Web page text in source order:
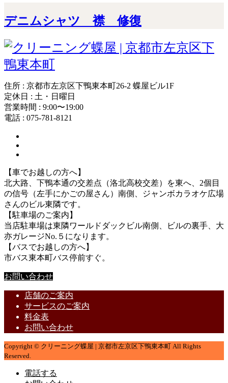
デニムシャツ 襟 修復
住所 : 京都市左京区下鴨東本町26-2 蝶屋ビル1F
定休日 : 土・日曜日
営業時間 : 9:00〜19:00
電話 : 075-781-8121
【車でお越しの方へ】
北大路、下鴨本通の交差点（洛北高校交差）を東へ、2個目
の信号（左手にかごの屋さん）南側、ジャンボカラオケ広場
さんのビル東隣です。
【駐車場のご案内】
当店駐車場は東隣ワールドダックビル南側、ビルの裏手、大
亦ガレージNo.５になります。
【バスでお越しの方へ】
市バス東本町バス停前すぐ。
お問い合わせ
店舗のご案内
サービスのご案内
料金表
お問い合わせ
Copyright © クリーニング蝶屋 | 京都市左京区下鴨東本町 All Rights
Reserved.
電話する